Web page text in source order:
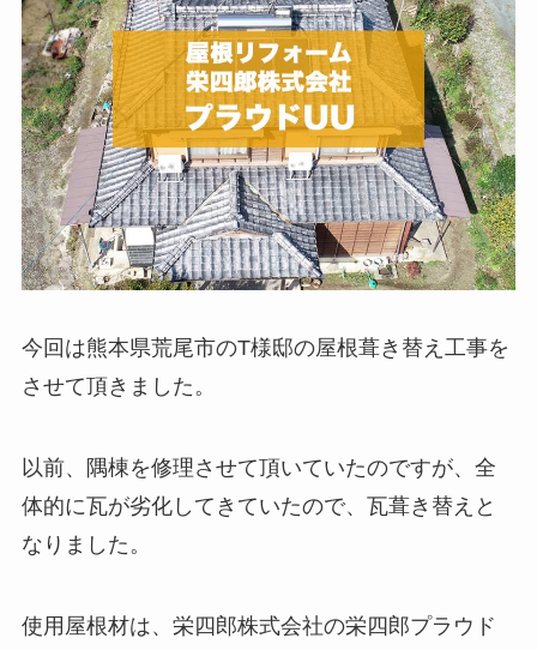
今回は熊本県荒尾市のT様邸の屋根葺き替え工事を
させて頂きました。
以前、隅棟を修理させて頂いていたのですが、全
体的に瓦が劣化してきていたので、瓦葺き替えと
なりました。
使用屋根材は、栄四郎株式会社の栄四郎プラウド